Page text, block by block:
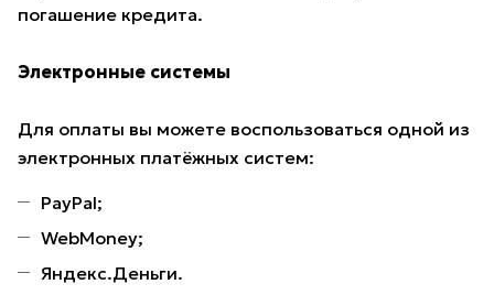
погашение кредита.
Электронные системы
Для оплаты вы можете воспользоваться одной из
электронных платёжных систем:
PayPal;
WebMoney;
Яндекс.Деньги.